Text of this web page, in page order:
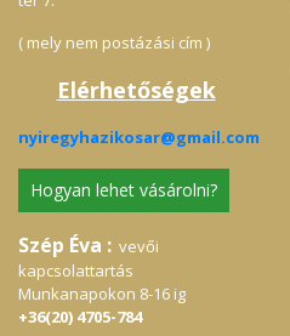
( mely nem postázási cím )
Elérhetőségek
nyiregyhazikosar@gmail.com
Hogyan lehet vásárolni?
Szép Éva : vevői
kapcsolattartás
Munkanapokon 8-16 ig
+36(20) 4705-784